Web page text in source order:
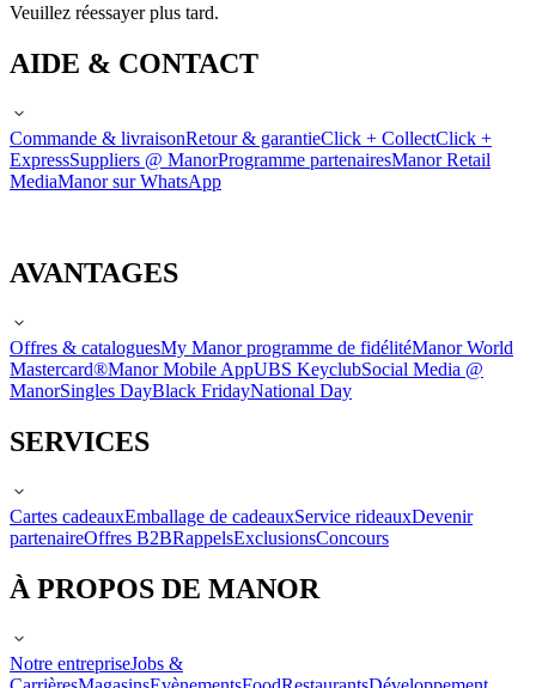
Veuillez réessayer plus tard.
AIDE & CONTACT
Commande & livraisonRetour & garantieClick + CollectClick +
ExpressSuppliers @ ManorProgramme partenairesManor Retail
MediaManor sur WhatsApp
AVANTAGES
Offres & cataloguesMy Manor programme de fidélitéManor World
Mastercard®Manor Mobile AppUBS KeyclubSocial Media @
ManorSingles DayBlack FridayNational Day
SERVICES
Cartes cadeauxEmballage de cadeauxService rideauxDevenir
partenaireOffres B2BRappelsExclusionsConcours
À PROPOS DE MANOR
Notre entrepriseJobs &